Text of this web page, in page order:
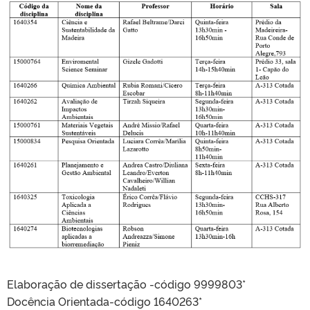
Elaboração de dissertação -código 9999803*
Docência Orientada-código 1640263*